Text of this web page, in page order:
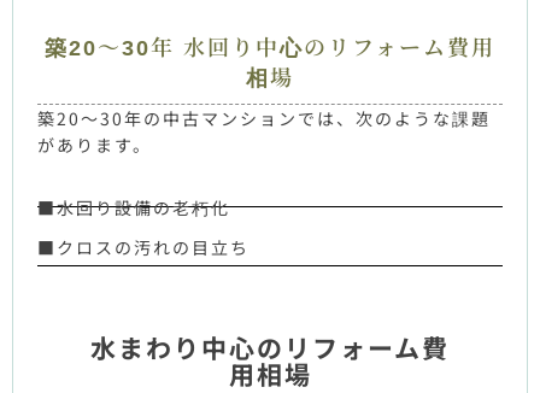
築20～30年 水回り中心のリフォーム費用
相場
築20～30年の中古マンションでは、次のような課題
があります。
■水回り設備の老朽化
■クロスの汚れの目立ち
水まわり中心のリフォーム費
用相場